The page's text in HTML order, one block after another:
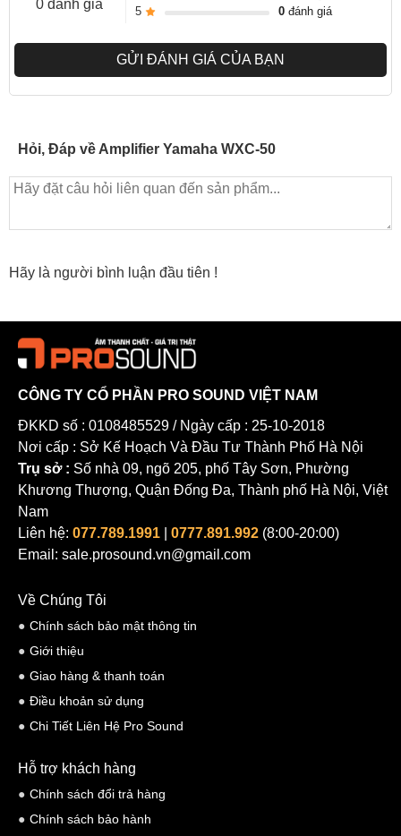
Dễ dàng cài đặt - Kích thước phù hợp cho giá đỡ 1U với chiều
rộng là 214 mm (8-3 / 8 ") và chiều cao 42 mm (1-5 / 8")
Điện năng tiêu thụ thấp ở chế độ chờ: 1,8 W
Kích hoạt trong các thiết bị đầu cuối để kiểm soát công suất và
Chế độ trình phát - tắt chế độ Pre Amp và sử dụng thiết bị làm
Model: WXC-50
Weight: 1.44 kg
0 đánh giá
5
0đánh giá
GỬI ĐÁNH GIÁ CỦA BẠN
Hỏi, Đáp về Amplifier Yamaha WXC-50
Hãy là người bình luận đầu tiên !
CÔNG TY CỔ PHẦN PRO SOUND VIỆT NAM
ĐKKD số : 0108485529 / Ngày cấp : 25-10-2018
Nơi cấp : Sở Kế Hoạch Và Đầu Tư Thành Phố Hà Nội
Trụ sở : Số nhà 09, ngõ 205, phố Tây Sơn, Phường
Khương Thượng, Quận Đống Đa, Thành phố Hà Nội, Việt
Nam
Liên hệ: 077.789.1991 0777.891.992 (8:00-20:00)
Email: sale.prosound.vn@gmail.com
Về Chúng Tôi
Chính sách bảo mật thông tin
Giới thiệu
Giao hàng & thanh toán
Điều khoản sử dụng
Chi Tiết Liên Hệ Pro Sound
Hỗ trợ khách hàng
Chính sách đổi trả hàng
Chính sách bảo hành